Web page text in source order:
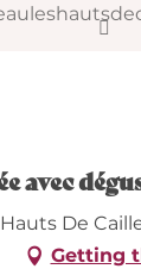
avec
De
Getting